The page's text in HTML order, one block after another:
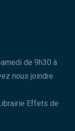
de 9h30 à
nous joindre
Effets de